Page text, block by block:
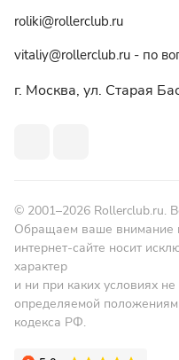
roliki@rollerclub.ru
vitaliy@rollerclub.ru - по
г. Москва, ул. Старая
© 2001–2026 Rollerclub.ru.
Обращаем ваше внимание
интернет-сайте носит
характер
и ни при каких условиях
определяемой
кодекса РФ.